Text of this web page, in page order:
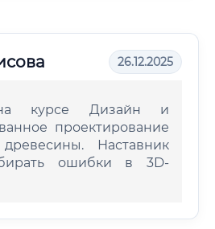
26.12.2025
курсе Дизайн и
проектирование
Наставник
ошибки в 3D-